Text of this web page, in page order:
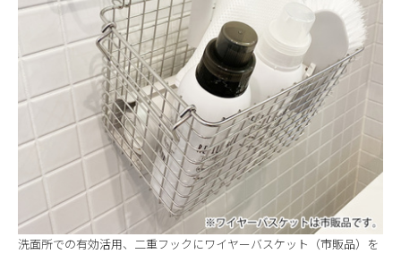
洗面所での有効活用、二重フックにワイヤーバスケット（市販品）を